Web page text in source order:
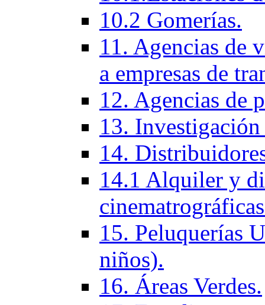
10.2 Gomerías.
11. Agencias de
a empresas de
12. Agencias de
13.
14.
14.1 Alquiler y
15. Peluquerí­as
niños).
16. Áreas Verdes.